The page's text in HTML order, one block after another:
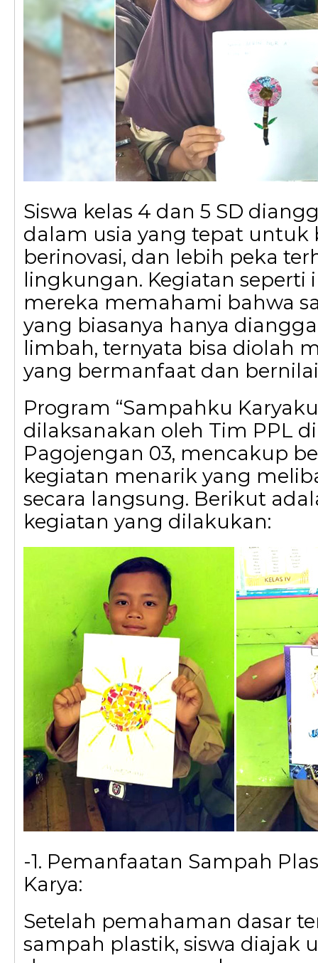
Siswa kelas 4 dan 5 SD
dalam usia yang tepat untuk
berinovasi, dan lebih peka
lingkungan. Kegiatan
mereka memahami bahwa
yang biasanya hanya
limbah, ternyata bisa diolah
yang bermanfaat dan
Program “Sampahku
dilaksanakan oleh Tim PPL di
Pagojengan 03, mencakup
kegiatan menarik yang
secara langsung. Berikut
kegiatan yang dilakukan:
-1. Pemanfaatan Sampah
Karya:
Setelah pemahaman dasar
sampah plastik, siswa diajak